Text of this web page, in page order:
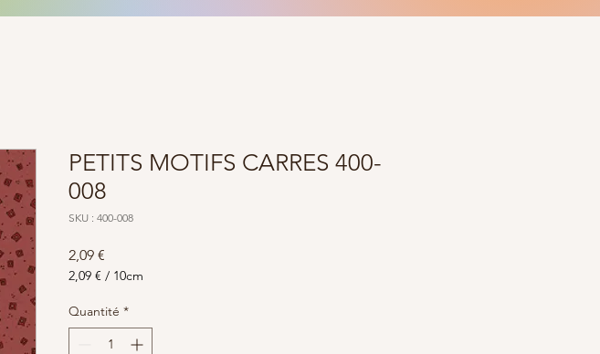
PETITS MOTIFS CARRES 400-
008
SKU : 400-008
2,09 €
2,09 € / 10cm
pour
10
Centimètres
Quantité *